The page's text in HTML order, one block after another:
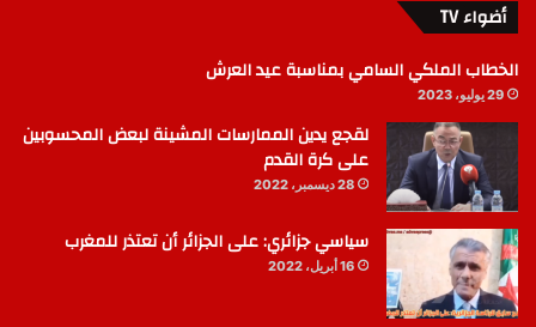
أضواء TV
الخطاب الملكي السامي بمناسبة عيد العرش
29 يوليو، 2023
لقجع يدين الممارسات المشينة لبعض المحسوبين
على كرة القدم
28 ديسمبر، 2022
سياسي جزائري: على الجزائر أن تعتذر للمغرب
16 أبريل، 2022